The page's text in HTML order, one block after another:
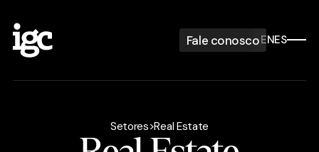
Fale conoscoENES
Setores>Real Estate